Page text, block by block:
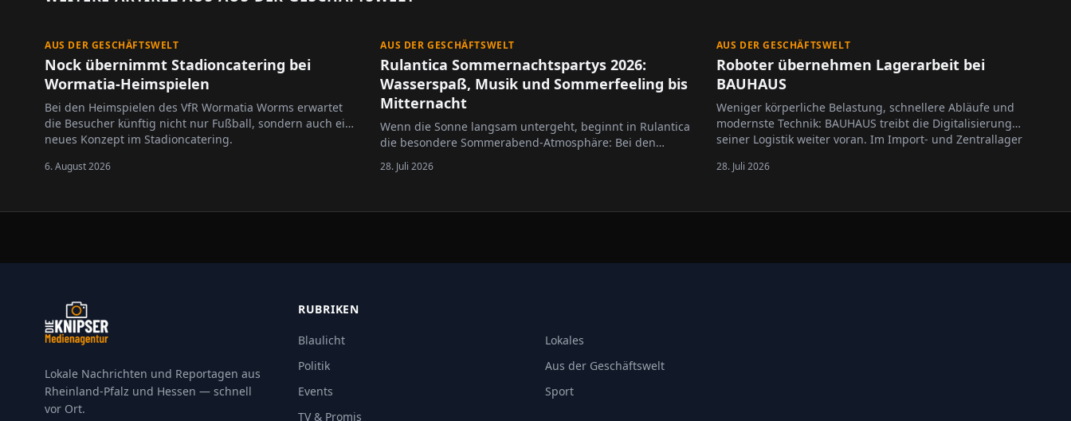
AUS DER GESCHÄFTSWELT
Nock übernimmt Stadioncatering bei
Wormatia-Heimspielen
Bei den Heimspielen des VfR Wormatia Worms erwartet
die Besucher künftig nicht nur Fußball, sondern auch ein
neues Konzept im Stadioncatering.
6. August 2026
AUS DER GESCHÄFTSWELT
Rulantica Sommernachtspartys 2026:
Wasserspaß, Musik und Sommerfeeling bis
Mitternacht
Wenn die Sonne langsam untergeht, beginnt in Rulantica
die besondere Sommerabend-Atmosphäre: Bei den
Sommernachtspartys 2026, präsentiert von HITRADIO
OHR, bleibt die Wasserwelt des Europa-Park an vier
28. Juli 2026
AUS DER GESCHÄFTSWELT
Roboter übernehmen Lagerarbeit bei
BAUHAUS
Weniger körperliche Belastung, schnellere Abläufe und
modernste Technik: BAUHAUS treibt die Digitalisierung
seiner Logistik weiter voran. Im Import- und Zentrallager
Technologieunternehmens XYZ Robotics zum…
28. Juli 2026
Lokale Nachrichten und Reportagen aus
Rheinland-Pfalz und Hessen — schnell
vor Ort.
RUBRIKEN
Blaulicht
Lokales
Politik
Aus der Geschäftswelt
Events
Sport
TV & Promis